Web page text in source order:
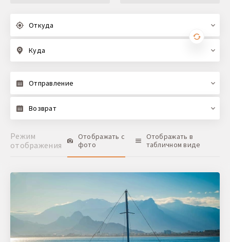
Откуда
Куда
Отправление
Возврат
Режим
отображения
Отображать с
фото
Отображать в
табличном виде